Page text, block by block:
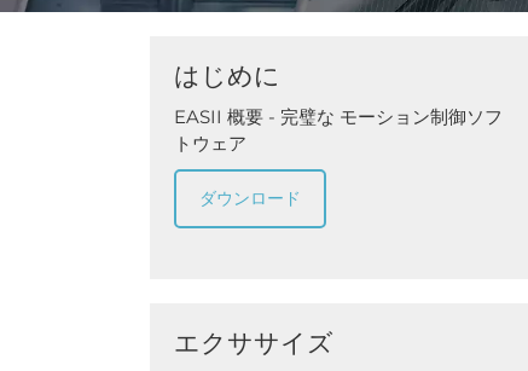
はじめに
EASII 概要 - 完璧な モーション制御ソフ
トウェア
ダウンロード
エクササイズ